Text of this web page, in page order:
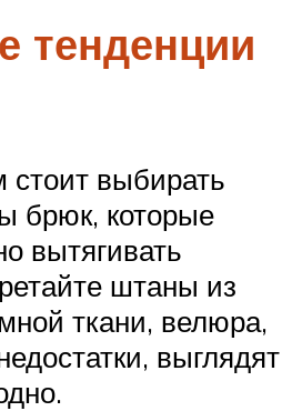
тенденции
выбирать
брюк, которые
вытягивать
штаны из
ткани, велюра,
выглядят